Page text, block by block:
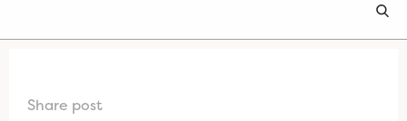
Share post